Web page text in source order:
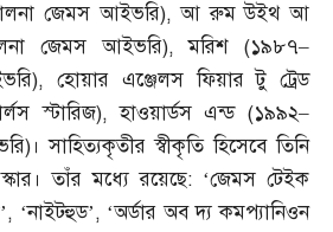
জেমস আইভরি),আ রুম উইথ আ
জেমস আইভরি),মরিশ (১৯৮৭–
),হোয়ার এঞ্জেলস ফিয়ার টু ট্রেড
স্টারিজ),হাওয়ার্ডস এন্ড (১৯৯২–
)। সাহিত্যকৃতীর স্বীকৃতি হিসেবে তিনি
তাঁর মধ্যে রয়েছে: ‘জেমস টেইক
, ‘নাইটহুড’, ‘অর্ডার অব দ্য কমপ্যানিওন